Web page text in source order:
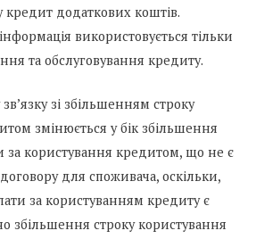
додаткових коштів.
використовується тільки
та обслуговування кредиту.
зі збільшенням строку
змінюється у бік збільшення
за користування кредитом, що не є
для споживача, оскільки,
за користуванням кредиту є
збільшення строку користування